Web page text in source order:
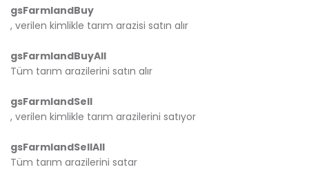
gsFarmlandBuy
, verilen kimlikle tarım arazisi satın alır
gsFarmlandBuyAll
Tüm tarım arazilerini satın alır
gsFarmlandSell
, verilen kimlikle tarım arazilerini satıyor
gsFarmlandSellAll
Tüm tarım arazilerini satar